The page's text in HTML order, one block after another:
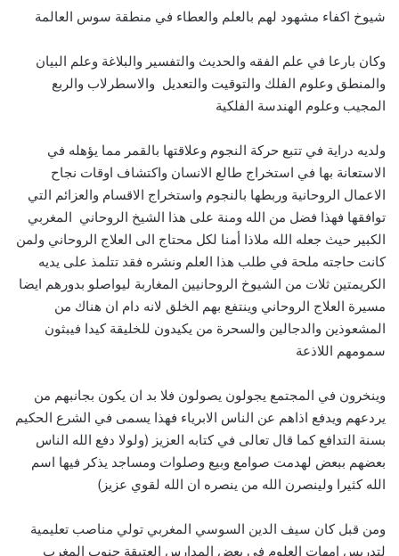
شيوخ اكفاء مشهود لهم بالعلم والعطاء في منطقة سوس العالمة
وكان بارعا في علم الفقه والحديث والتفسير والبلاغة وعلم البيان
والمنطق وعلوم الفلك والتوقيت والتعديل والاسطرلاب والربع
المجيب وعلوم الهندسة الفلكية
ولديه دراية في تتبع حركة النجوم وعلاقتها بالقمر مما يؤهله في
الاستعانة بها في استخراج طالع الانسان واكتشاف اوقات نجاح
الاعمال الروحانية وربطها بالنجوم واستخراج الاقسام والعزائم التي
توافقها فهذا فضل من الله ومنة على هذا الشيخ الروحاني المغربي
الكبير حيث جعله الله ملاذا أمنا لكل محتاج الى العلاج الروحاني ولمن
كانت حاجته ملحة في طلب هذا العلم ونشره فقد تتلمذ على يديه
الكريمتين ثلات من الشيوخ الروحانيين المغاربة ليواصلو بدورهم ايضا
مسيرة العلاج الروحاني وينتفع بهم الخلق لانه دام ان هناك من
المشعوذين والدجالين والسحرة من يكيدون للخليقة كيدا فيبثون
سمومهم اللاذعة
وينخرون في المجتمع يجولون يصولون فلا بد ان يكون بجانبهم من
يردعهم ويدفع اذاهم عن الناس الابرياء فهذا يسمى في الشرع الحكيم
بسنة التدافع كما قال تعالى في كتابه العزيز (ولولا دفع الله الناس
بعضهم ببعض لهدمت صوامع وبيع وصلوات ومساجد يذكر فيها اسم
الله كثيرا ولينصرن الله من ينصره ان الله لقوي عزيز)
ومن قبل كان سيف الدين السوسي المغربي تولي مناصب تعليمية
لتدريس امهات العلوم في بعض المدارس العتيقة جنوب المغرب